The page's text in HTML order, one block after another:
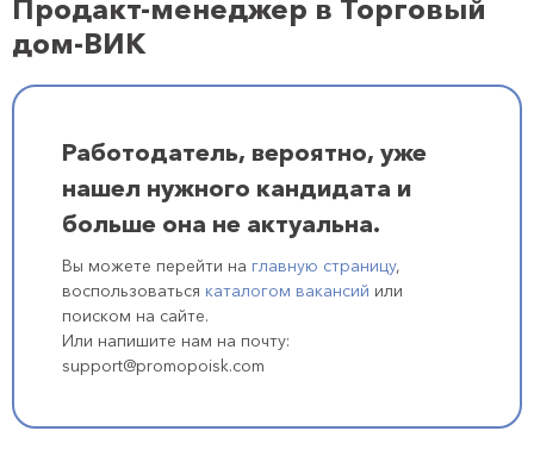
Продакт-менеджер в Торговый
дом-ВИК
Работодатель, вероятно, уже
нашел нужного кандидата и
больше она не актуальна.
Вы можете перейти на главную страницу,
воспользоваться каталогом вакансий или
поиском на сайте.
Или напишите нам на почту:
support@promopoisk.com